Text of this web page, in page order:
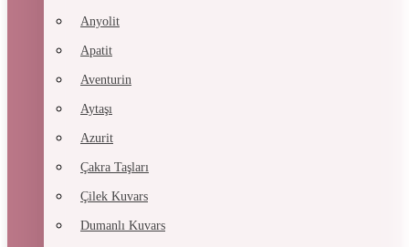
Anyolit
Apatit
Aventurin
Aytaşı
Azurit
Çakra Taşları
Çilek Kuvars
Dumanlı Kuvars